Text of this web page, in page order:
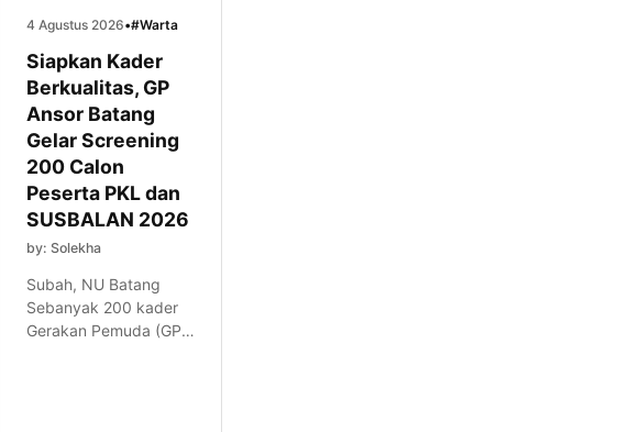
4 Agustus 2026•#Warta
Siapkan Kader
Berkualitas, GP
Ansor Batang
Gelar Screening
200 Calon
Peserta PKL dan
SUSBALAN 2026
by: Solekha
Subah, NU Batang
Sebanyak 200 kader
Gerakan Pemuda (GP)